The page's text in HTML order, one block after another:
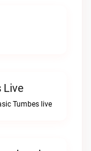
Live
Tumbes live